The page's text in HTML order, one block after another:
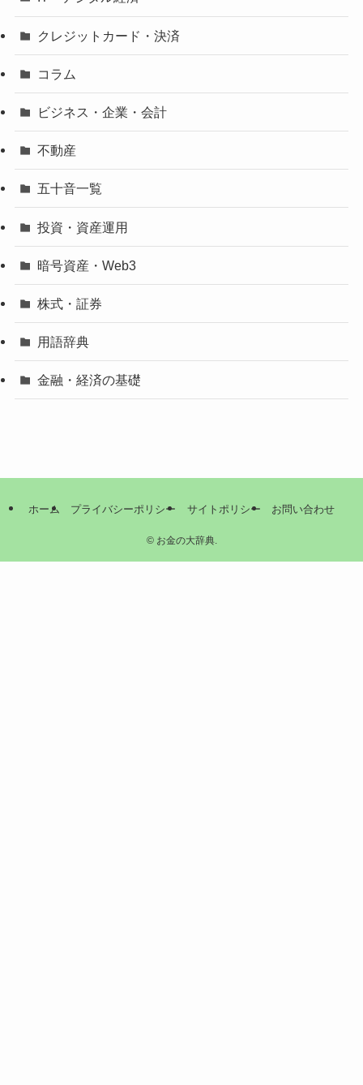
クレジットカード・決済
コラム
ビジネス・企業・会計
不動産
五十音一覧
投資・資産運用
暗号資産・Web3
株式・証券
用語辞典
金融・経済の基礎
ホーム プライバシーポリシー サイトポリシー お問い合わせ
©お金の大辞典.